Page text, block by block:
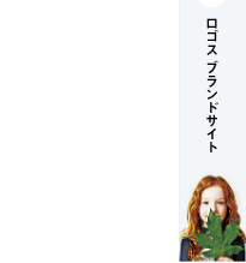
ロゴス ブランドサイト